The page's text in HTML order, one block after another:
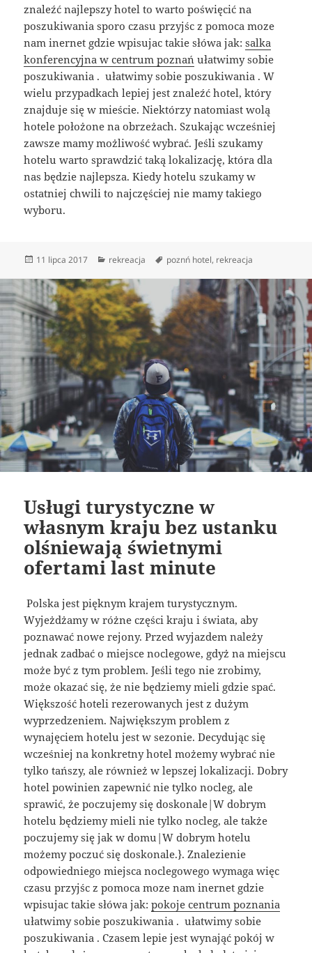
znaleźć najlepszy hotel to warto poświęcić na
poszukiwania sporo czasu przyjśc z pomoca moze
nam inernet gdzie wpisujac takie słówa jak:salka
konferencyjna w centrum poznań ułatwimy sobie
poszukiwania . ułatwimy sobie poszukiwania . W
wielu przypadkach lepiej jest znaleźć hotel, który
znajduje się w mieście. Niektórzy natomiast wolą
hotele położone na obrzeżach. Szukając wcześniej
zawsze mamy możliwość wybrać. Jeśli szukamy
hotelu warto sprawdzić taką lokalizację, która dla
nas będzie najlepsza. Kiedy hotelu szukamy w
ostatniej chwili to najczęściej nie mamy takiego
wyboru.
Data
11 lipca 2017 Kategorie
rekreacja Tagi
poznń hotel, rekreacja
Usługi turystyczne w
własnym kraju bez ustanku
olśniewają świetnymi
ofertami last minute
Polska jest pięknym krajem turystycznym.
Wyjeżdżamy w różne części kraju i świata, aby
poznawać nowe rejony. Przed wyjazdem należy
jednak zadbać o miejsce noclegowe, gdyż na miejscu
może być z tym problem. Jeśli tego nie zrobimy,
może okazać się, że nie będziemy mieli gdzie spać.
Większość hoteli rezerowanych jest z dużym
wyprzedzeniem. Największym problem z
wynajęciem hotelu jest w sezonie. Decydując się
wcześniej na konkretny hotel możemy wybrać nie
tylko tańszy, ale również w lepszej lokalizacji. Dobry
hotel powinien zapewnić nie tylko nocleg, ale
sprawić, że poczujemy się doskonale|W dobrym
hotelu będziemy mieli nie tylko nocleg, ale także
poczujemy się jak w domu|W dobrym hotelu
możemy poczuć się doskonale.}. Znalezienie
odpowiedniego miejsca noclegowego wymaga więc
czasu przyjśc z pomoca moze nam inernet gdzie
wpisujac takie słówa jak:pokoje centrum poznania
ułatwimy sobie poszukiwania . ułatwimy sobie
poszukiwania . Czasem lepie jest wynająć pokój w